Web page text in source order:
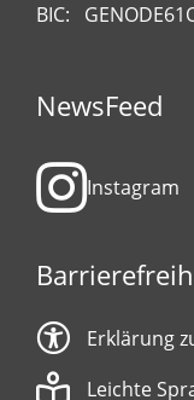
BIC:
NewsFeed
Instagram
Erklärung
Leichte